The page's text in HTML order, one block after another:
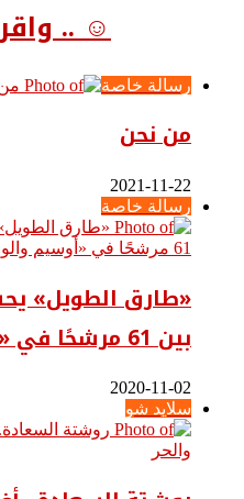
☺ ..
رسالة خاصة
من نحن
2021-11-22
رسالة خاصة
«طارق الطويل»
بين 61 مرشحًا في «أوسيم والوراق»
2020-11-02
سلايد شو